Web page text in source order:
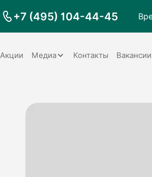
+7 (495) 104-44-45
на налоговый
Акции Медиа Контакты Вакансии